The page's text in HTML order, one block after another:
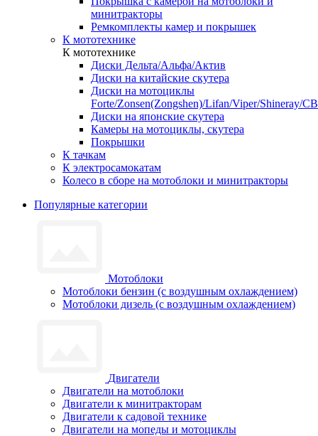
минитракторы
Ремкомплекты камер и покрышек
К мототехнике
К мототехнике
Диски Дельта/Альфа/Актив
Диски на китайские скутера
Диски на мотоциклы
Forte/Zonsen(Zongshen)/Lifan/Viper/Shineray/CB
Диски на японские скутера
Камеры на мотоциклы, скутера
Покрышки
К тачкам
К электросамокатам
Колесо в сборе на мотоблоки и минитракторы
Популярные категории
Мотоблоки
Мотоблоки бензин (с воздушным охлаждением)
Мотоблоки дизель (с воздушным охлаждением)
Двигатели
Двигатели на мотоблоки
Двигатели к минитракторам
Двигатели к садовой технике
Двигатели на мопеды и мотоциклы